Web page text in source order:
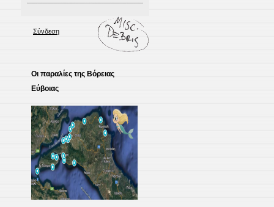
Σύνδεση
Οι παραλίες της Βόρειας
Εύβοιας